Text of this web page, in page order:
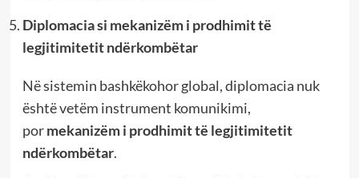
Diplomacia si mekanizëm i prodhimit të
legjitimitetit ndërkombëtar
Në sistemin bashkëkohor global, diplomacia nuk
është vetëm instrument komunikimi,
pormekanizëm i prodhimit të legjitimitetit
ndërkombëtar.